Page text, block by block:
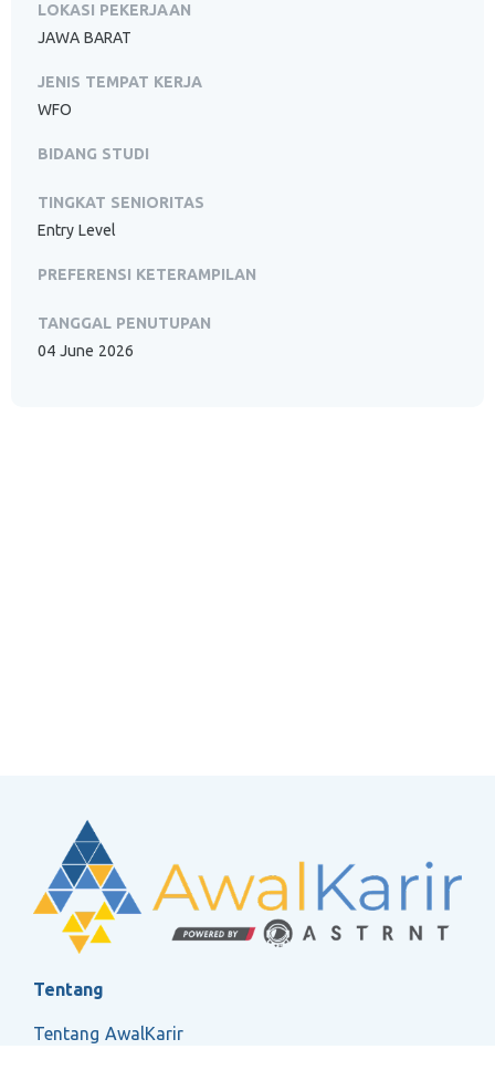
LOKASI PEKERJAAN
JAWA BARAT
JENIS TEMPAT KERJA
WFO
BIDANG STUDI
TINGKAT SENIORITAS
Entry Level
PREFERENSI KETERAMPILAN
TANGGAL PENUTUPAN
04 June 2026
Tentang
Tentang AwalKarir